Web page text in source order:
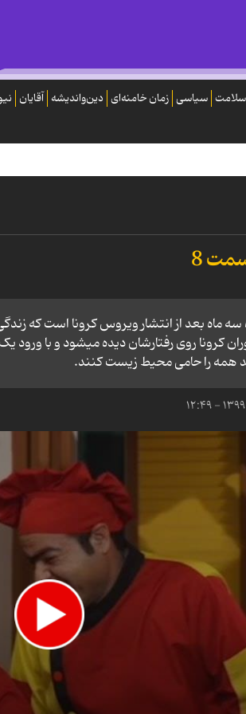
سلامت سیاسی زمان خامنه‌ای دین‌واندیشه آقایان
8
ماه بعد از انتشار ویروس کرونا است که
کرونا روی رفتارشان دیده میشود و با
همه را حامی محیط زیست کنند.